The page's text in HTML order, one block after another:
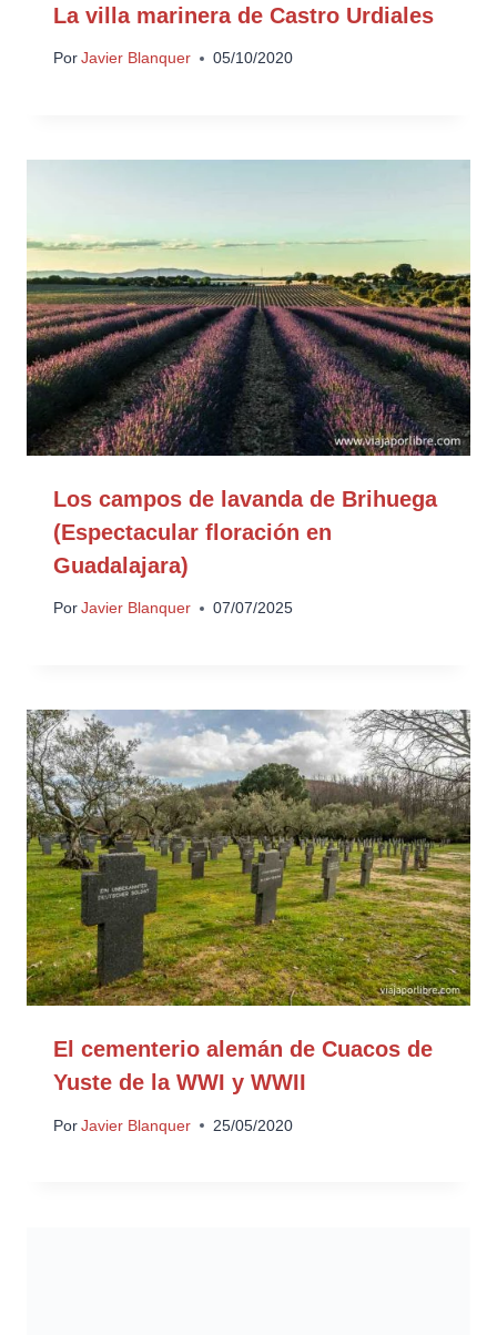
La villa marinera de Castro Urdiales
Por Javier Blanquer 05/10/2020
Los campos de lavanda de Brihuega
(Espectacular floración en
Guadalajara)
Por Javier Blanquer 07/07/2025
El cementerio alemán de Cuacos de
Yuste de la WWI y WWII
Por Javier Blanquer 25/05/2020